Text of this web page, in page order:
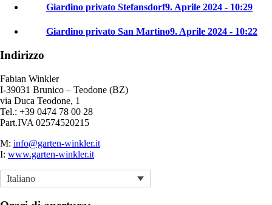
Giardino privato Stefansdorf9. Aprile 2024 - 10:29
Giardino privato San Martino9. Aprile 2024 - 10:22
Indirizzo
Fabian Winkler
I-39031 Brunico – Teodone (BZ)
via Duca Teodone, 1
Tel.: +39 0474 78 00 28
Part.IVA 02574520215
M: info@garten-winkler.it
I: www.garten-winkler.it
Italiano